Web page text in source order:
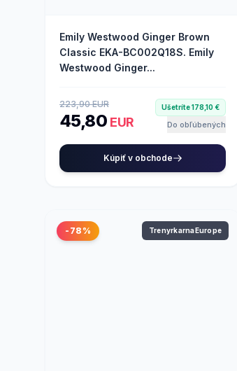
Emily Westwood Ginger Brown
Classic EKA-BC002Q18S. Emily
Westwood Ginger...
223,90 EUR
45,80 EUR
Ušetríte 178,10 €
Do obľúbených
Kúpiť v obchode
-78% TrenyrkarnaEurope